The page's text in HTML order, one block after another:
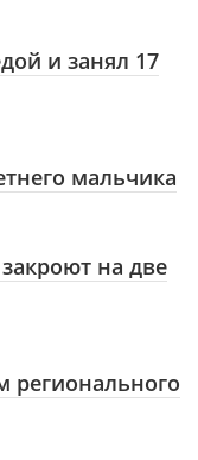
и занял 17
мальчика
на две
регионального